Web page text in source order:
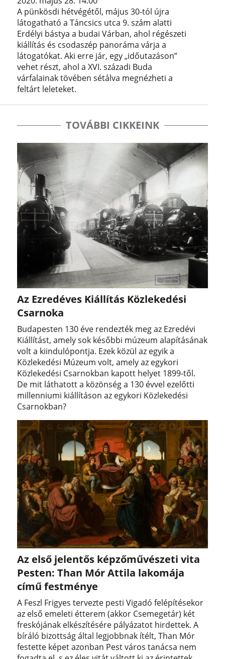
A pünkösdi hétvégétől, május 30-tól újra
látogatható a Táncsics utca 9. szám alatti
Erdélyi bástya a budai Várban, ahol régészeti
kiállítás és csodaszép panoráma várja a
látogatókat. Aki erre jár, egy „időutazáson”
vehet részt, ahol a XVI. századi Buda
várfalainak tövében sétálva megnézheti a
feltárt leleteket.
TOVÁBBI CIKKEINK
Az Ezredéves Kiállítás Közlekedési
Csarnoka
Budapesten 130 éve rendezték meg az Ezredévi
Kiállítást, amely sok későbbi múzeum alapításának
volt a kiindulópontja. Ezek közül az egyik a
Közlekedési Múzeum volt, amely az egykori
Közlekedési Csarnokban kapott helyet 1899-től.
De mit láthatott a közönség a 130 évvel ezelőtti
millenniumi kiállításon az egykori Közlekedési
Csarnokban?
Az első jelentős képzőművészeti vita
Pesten: Than Mór Attila lakomája
című festménye
A Feszl Frigyes tervezte pesti Vigadó felépítésekor
az első emeleti étterem (akkor Csemegetár) két
freskójának elkészítésére pályázatot hirdettek. A
bíráló bizottság által legjobbnak ítélt, Than Mór
festette képet azonban Pest város tanácsa nem